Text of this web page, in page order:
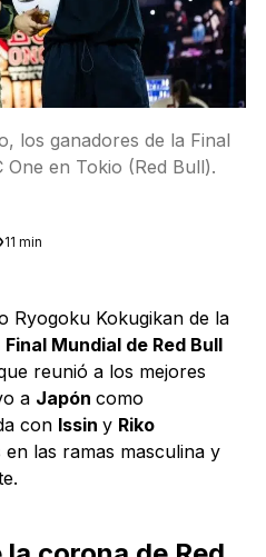
los ganadores de la Final
One en Tokio (Red Bull).
11 min
Ryogoku Kokugikan de la
Final Mundial de Red Bull
reunió a los mejores
a Japón como
con Issin y Riko
las ramas masculina y